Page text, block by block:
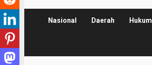
Nasional Daerah